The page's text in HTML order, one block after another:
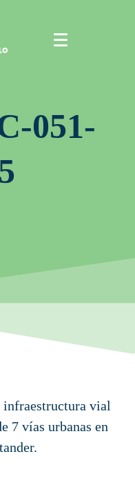
051-
vial
7 vías urbanas en